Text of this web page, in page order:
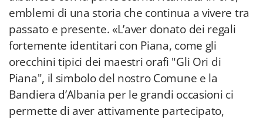
emblemi di una storia che continua a vivere tra
passato e presente. «L’aver donato dei regali
fortemente identitari con Piana, come gli
orecchini tipici dei maestri orafi "Gli Ori di
Piana", il simbolo del nostro Comune e la
Bandiera d’Albania per le grandi occasioni ci
permette di aver attivamente partecipato,